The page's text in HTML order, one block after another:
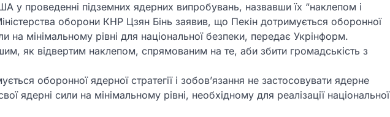
у проведенні підземних ядерних випробувань, назвавши їх “наклепом і
оборони КНР Цзян Бінь заявив, що Пекін дотримується оборонної
на мінімальному рівні для національної безпеки, передає Укрінформ.
як відвертим наклепом, спрямованим на те, аби збити громадськість з
оборонної ядерної стратегії і зобов’язання не застосовувати ядерне
ядерні сили на мінімальному рівні, необхідному для реалізації національної